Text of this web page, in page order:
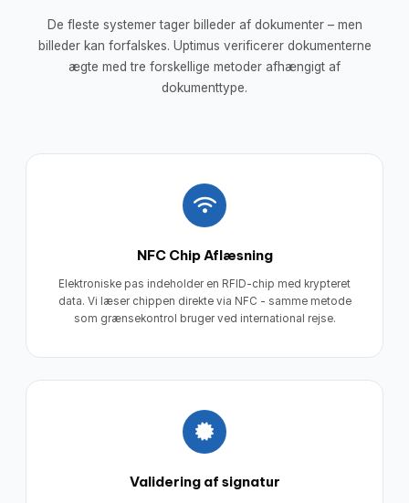
De fleste systemer tager billeder af dokumenter – men
billeder kan forfalskes. Uptimus verificerer dokumenterne
ægte med tre forskellige metoder afhængigt af
dokumenttype.
NFC Chip Aflæsning
Elektroniske pas indeholder en RFID-chip med krypteret
data. Vi læser chippen direkte via NFC - samme metode
som grænsekontrol bruger ved international rejse.
Validering af signatur